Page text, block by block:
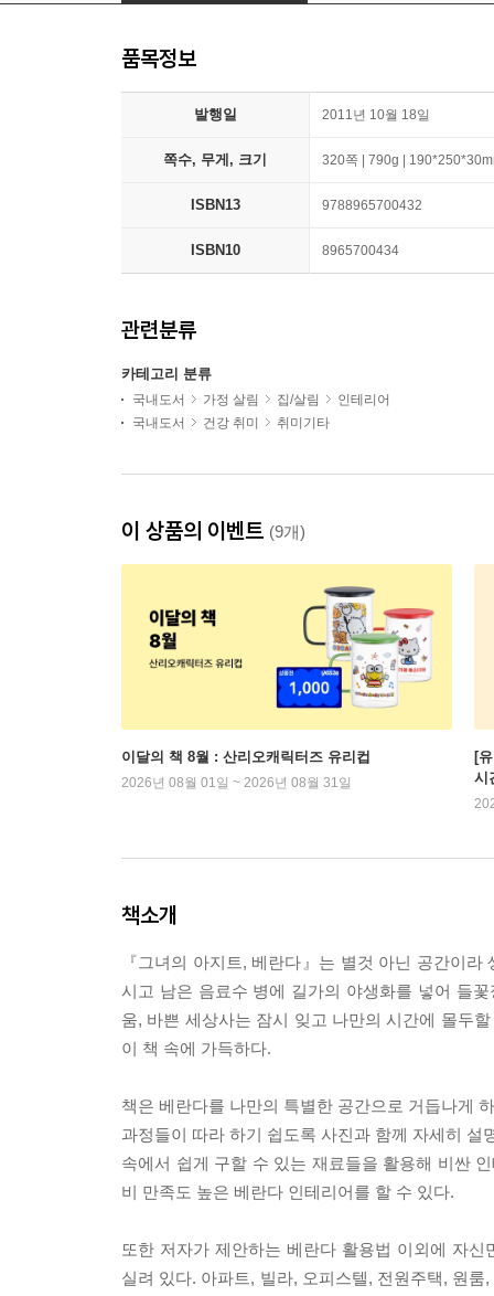
품목정보
발행일 2011년 10월 18일
쪽수, 무게, 크기 320쪽 | 790g |
ISBN13 9788965700432
ISBN10 8965700434
관련분류
카테고리 분류
국내도서 가정 살림 집/살림
인테리어
국내도서
건강 취미 취미기타
이 상품의 이벤트 (9개)
이달의 책 8월 : 산리오캐릭터즈 유리컵
2026년 08월 01일 ~ 2026년 08월 31일
[
시
책소개
『그녀의 아지트, 베란다』는 별것 아닌 공간이
시고 남은 음료수 병에 길가의 야생화를 넣어 들
움, 바쁜 세상사는 잠시 잊고 나만의 시간에 몰두
이 책 속에 가득하다.
책은 베란다를 나만의 특별한 공간으로 거듭나게
과정들이 따라 하기 쉽도록 사진과 함께 자세히
속에서 쉽게 구할 수 있는 재료들을 활용해 비싼
비 만족도 높은 베란다 인테리어를 할 수 있다.
또한 저자가 제안하는 베란다 활용법 이외에 자
실려 있다. 아파트, 빌라, 오피스텔, 전원주택, 원